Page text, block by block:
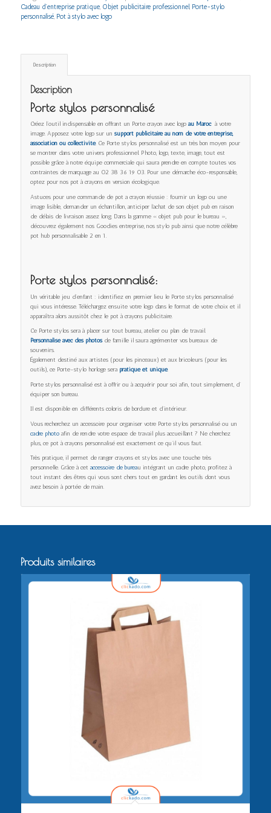
Cadeau d’entreprise pratique, Objet publicitaire professionnel, Porte-stylo
personnalisé, Pot à stylo avec logo
Description
Description
Porte stylos personnalisé
Créez l’outil indispensable en offrant un Porte crayon avec logoau Maroc à votre
image. Apposez votre logo sur un support publicitaire au nom de votre entreprise,
association ou collectivité. Ce Porte stylos personnalisé est un très bon moyen pour
se montrer dans votre univers professionnel. Photo, logo, texte, image, tout est
possible grâce à notre équipe commerciale qui saura prendre en compte toutes vos
contraintes de marquage au 02 38 36 19 03. Pour une démarche éco-responsable,
optez pour nos pot à crayons en version écologique.
Astuces pour une commande de pot a crayon réussie : fournir un logo ou une
image lisible, demander un échantillon, anticiper l’achat de son objet pub en raison
de délais de livraison assez long. Dans la gamme « objet pub pour le bureau »,
découvrez également nos Goodies entreprise, nos stylo pub ainsi que notre célèbre
pot hub personnalisable 2 en 1.
Porte stylos personnalisé:
Un véritable jeu d’enfant : identifiez en premier lieu le Porte stylos personnalisé
qui vous intéresse. Téléchargez ensuite votre logo dans le format de votre choix et il
apparaîtra alors aussitôt chez le pot à crayons publicitaire.
Ce Porte stylos sera à placer sur tout bureau, atelier ou plan de travail.
Personnalisé avec des photosde famille il saura agrémenter vos bureaux de
souvenirs.
Également destiné aux artistes (pour les pinceaux) et aux bricoleurs (pour les
outils), ce Porte-stylo horloge sera pratique et unique.
Porte stylos personnalisé est à offrir ou à acquérir pour soi afin, tout simplement, d’
équiper son bureau.
Il est disponible en différents coloris de bordure et d’intérieur.
Vous recherchez un accessoire pour organiser votre Porte stylos personnalisé ou un
cadre photoafin de rendre votre espace de travail plus accueillant ? Ne cherchez
plus, ce pot à crayons personnalisé est exactement ce qu’il vous faut.
Très pratique, il permet de ranger crayons et stylos avec une touche très
personnelle. Grâce à cet accessoire de bureau intégrant un cadre photo, profitez à
tout instant des êtres qui vous sont chers tout en gardant les outils dont vous
avez besoin à portée de main.
Produits similaires